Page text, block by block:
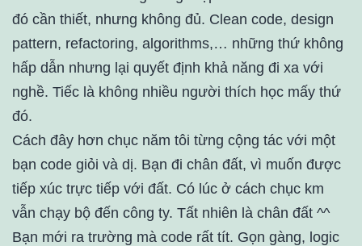
đó cần thiết, nhưng không đủ. Clean code, design
pattern, refactoring, algorithms,… những thứ không
hấp dẫn nhưng lại quyết định khả năng đi xa với
nghề. Tiếc là không nhiều người thích học mấy thứ
đó.
Cách đây hơn chục năm tôi từng cộng tác với một
bạn code giỏi và dị. Bạn đi chân đất, vì muốn được
tiếp xúc trực tiếp với đất. Có lúc ở cách chục km
vẫn chạy bộ đến công ty. Tất nhiên là chân đất ^^
Bạn mới ra trường mà code rất tít. Gọn gàng, logic